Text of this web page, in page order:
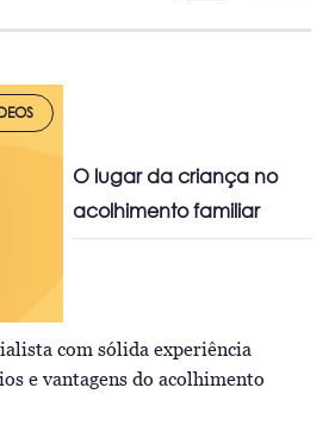
O lugar da criança no
acolhimento familiar
com sólida experiência
e vantagens do acolhimento